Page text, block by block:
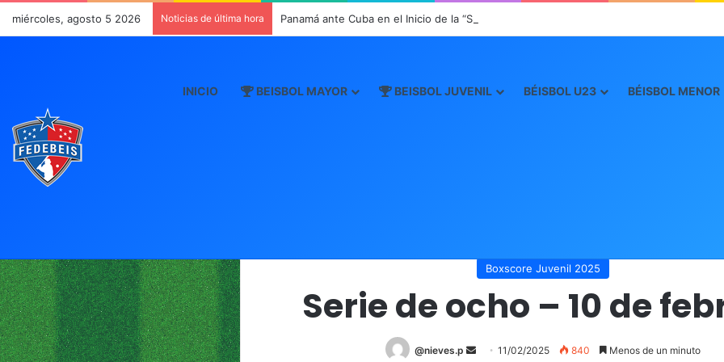
miércoles, agosto 5 2026 Noticias de última hora Panamá ante Cuba en el Inicio de la “Súper Ronda”
INICIO BEISBOL MAYOR BEISBOL JUVENIL BÉISBOL U23 BÉISBOL MENOR
Boxscore Juvenil 2025
Serie de ocho – 10 de
@nieves.p 11/02/2025 840 Menos de un minuto